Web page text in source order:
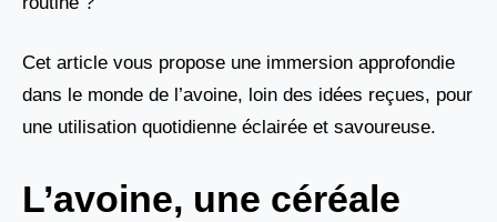
Cet article vous propose une immersion approfondie
dans le monde de l’avoine, loin des idées reçues, pour
une utilisation quotidienne éclairée et savoureuse.
L’avoine, une céréale